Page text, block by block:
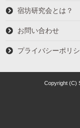
宿坊研究会とは？
お問い合わせ
プライバシーポリ
Copyright (C)